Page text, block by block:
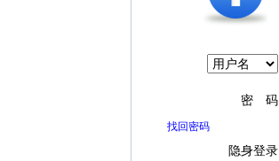
密 码
找回密码
隐身登录